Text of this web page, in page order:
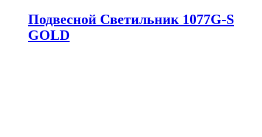
Подвесной Светильник 1077G-S
GOLD